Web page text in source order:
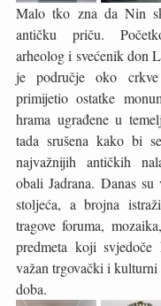
Malo tko zna da Nin
antičku priču.
arheolog i svećenik don
je područje oko
primijetio ostatke
hrama ugrađene u
tada srušena kako bi
najvažnijih antičkih
obali Jadrana. Danas
stoljeća, a brojna
tragove foruma,
predmeta koji
važan trgovački i
doba.